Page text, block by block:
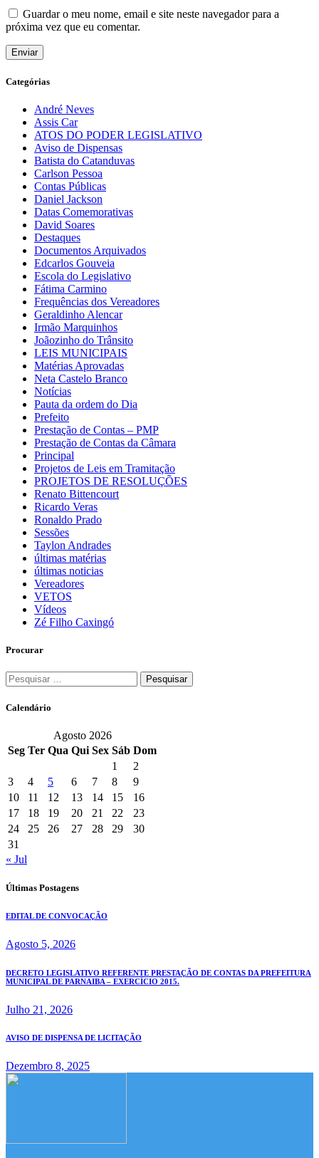
Guardar o meu nome, email e site neste navegador para a
próxima vez que eu comentar.
Categórias
André Neves
Assis Car
ATOS DO PODER LEGISLATIVO
Aviso de Dispensas
Batista do Catanduvas
Carlson Pessoa
Contas Públicas
Daniel Jackson
Datas Comemorativas
David Soares
Destaques
Documentos Arquivados
Edcarlos Gouveia
Escola do Legislativo
Fátima Carmino
Frequências dos Vereadores
Geraldinho Alencar
Irmão Marquinhos
Joãozinho do Trânsito
LEIS MUNICIPAIS
Matérias Aprovadas
Neta Castelo Branco
Notícias
Pauta da ordem do Dia
Prefeito
Prestação de Contas – PMP
Prestação de Contas da Câmara
Principal
Projetos de Leis em Tramitação
PROJETOS DE RESOLUÇÕES
Renato Bittencourt
Ricardo Veras
Ronaldo Prado
Sessões
Taylon Andrades
últimas matérias
últimas noticias
Vereadores
VETOS
Vídeos
Zé Filho Caxingó
Procurar
Pesquisar
por:
Calendário
Agosto 2026
Seg Ter Qua Qui Sex Sáb Dom
1
2
3
4 5 6 7 8
9
10
11 12 13 14 15
16
17
18 19 20 21 22
23
24
25 26 27 28 29
30
31
« Jul
Últimas Postagens
EDITAL DE CONVOCAÇÃO
Agosto 5, 2026
DECRETO LEGISLATIVO REFERENTE PRESTAÇÃO DE CONTAS DA PREFEITURA
MUNICIPAL DE PARNAIBA – EXERCÍCIO 2015.
Julho 21, 2026
AVISO DE DISPENSA DE LICITAÇÃO
Dezembro 8, 2025